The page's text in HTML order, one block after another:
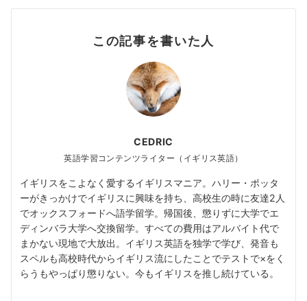
この記事を書いた人
CEDRIC
英語学習コンテンツライター（イギリス英語）
イギリスをこよなく愛するイギリスマニア。ハリー・ポッタ
ーがきっかけでイギリスに興味を持ち、高校生の時に友達2人
でオックスフォードへ語学留学。帰国後、懲りずに大学でエ
ディンバラ大学へ交換留学。すべての費用はアルバイト代で
まかない現地で大放出。イギリス英語を独学で学び、発音も
スペルも高校時代からイギリス流にしたことでテストで×をく
らうもやっぱり懲りない。今もイギリスを推し続けている。